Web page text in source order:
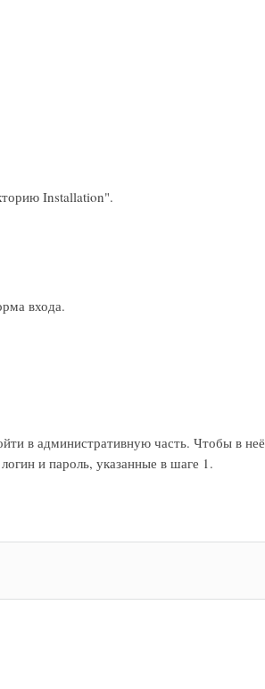
Installation".
входа.
в административную часть. Чтобы в неё
и пароль, указанные в шаге 1.